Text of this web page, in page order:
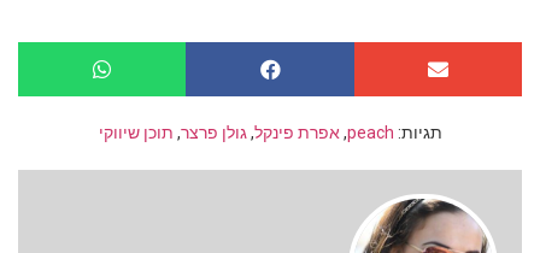
תגיות: peach
,אפרת פינקל,גולן פרצר, תוכן שיווקי